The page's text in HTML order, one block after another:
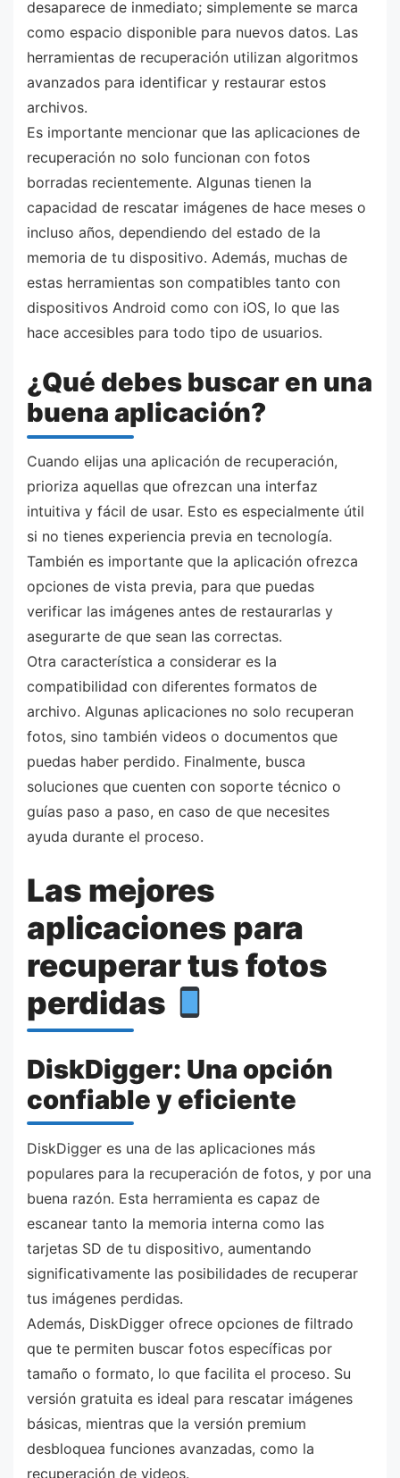
desaparece de inmediato; simplemente se marca
como espacio disponible para nuevos datos. Las
herramientas de recuperación utilizan algoritmos
avanzados para identificar y restaurar estos
archivos.
Es importante mencionar que las aplicaciones de
recuperación no solo funcionan con fotos
borradas recientemente. Algunas tienen la
capacidad de rescatar imágenes de hace meses o
incluso años, dependiendo del estado de la
memoria de tu dispositivo. Además, muchas de
estas herramientas son compatibles tanto con
dispositivos Android como con iOS, lo que las
hace accesibles para todo tipo de usuarios.
¿Qué debes buscar en una
buena aplicación?
Cuando elijas una aplicación de recuperación,
prioriza aquellas que ofrezcan una interfaz
intuitiva y fácil de usar. Esto es especialmente útil
si no tienes experiencia previa en tecnología.
También es importante que la aplicación ofrezca
opciones de vista previa, para que puedas
verificar las imágenes antes de restaurarlas y
asegurarte de que sean las correctas.
Otra característica a considerar es la
compatibilidad con diferentes formatos de
archivo. Algunas aplicaciones no solo recuperan
fotos, sino también videos o documentos que
puedas haber perdido. Finalmente, busca
soluciones que cuenten con soporte técnico o
guías paso a paso, en caso de que necesites
ayuda durante el proceso.
Las mejores
aplicaciones para
recuperar tus fotos
perdidas
DiskDigger: Una opción
confiable y eficiente
DiskDigger es una de las aplicaciones más
populares para la recuperación de fotos, y por una
buena razón. Esta herramienta es capaz de
escanear tanto la memoria interna como las
tarjetas SD de tu dispositivo, aumentando
significativamente las posibilidades de recuperar
tus imágenes perdidas.
Además, DiskDigger ofrece opciones de filtrado
que te permiten buscar fotos específicas por
tamaño o formato, lo que facilita el proceso. Su
versión gratuita es ideal para rescatar imágenes
básicas, mientras que la versión premium
desbloquea funciones avanzadas, como la
recuperación de videos.